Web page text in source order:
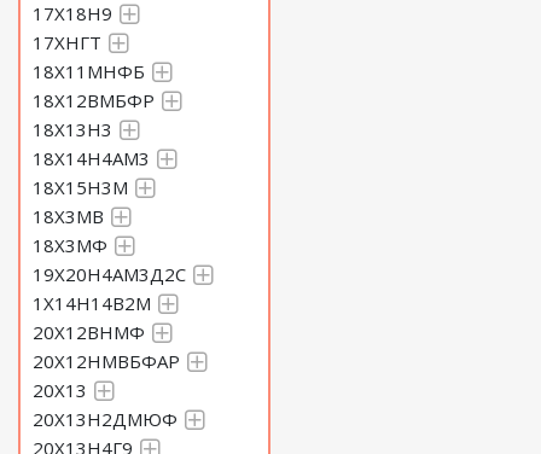
17Х18Н9
17ХНГТ
18Х11МНФБ
18Х12ВМБФР
18Х13Н3
18Х14Н4АМ3
18Х15Н3М
18Х3МВ
18Х3МФ
19Х20Н4АМ3Д2С
1Х14Н14В2М
20Х12ВНМФ
20Х12НМВБФАР
20Х13
20Х13Н2ДМЮФ
20Х13Н4Г9